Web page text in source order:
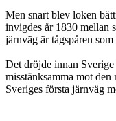
Men snart blev loken
invigdes år 1830 mellan
järnväg är tågspåren som
Det dröjde innan
misstänksamma mot
Sveriges första järnväg